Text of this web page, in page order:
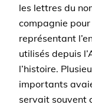
les lettres du
compagnie
représentant
utilisés depuis
l’histoire.
importants
servait souvent